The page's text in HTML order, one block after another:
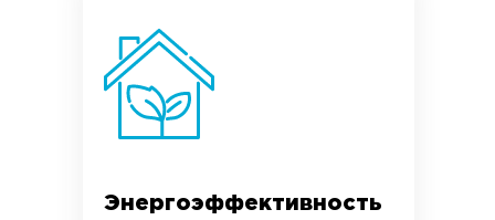
Энергоэффективность